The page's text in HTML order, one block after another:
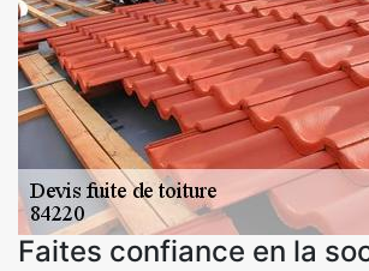
Faites confiance en la